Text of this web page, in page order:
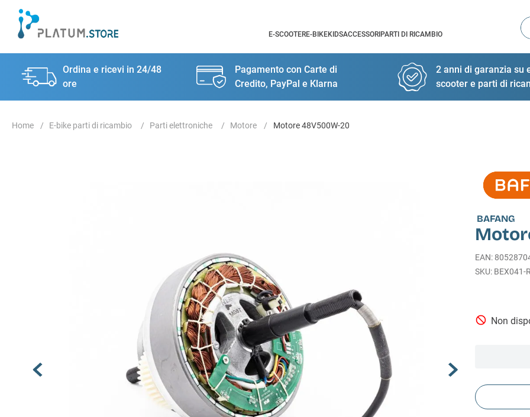
E-SCOOTERE-BIKEKIDSACCESSORI PARTI DI RICAMBIO
Ordina e ricevi in 24/48
ore
Pagamento con Carte di
Credito, PayPal e Klarna
2 anni di garanzia su
scooter e parti di
E-bike parti di ricambio Parti elettroniche Motore Motore 48V500W-20
BAFANG
EAN:
BEX041-
Non